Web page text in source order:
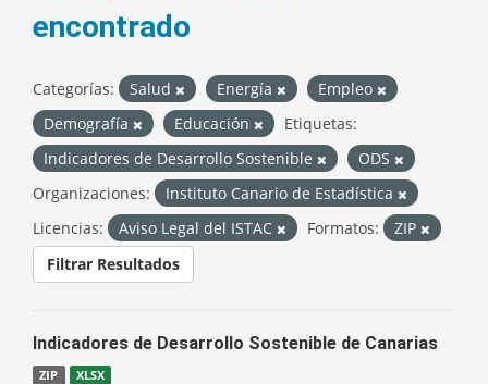
encontrado
Categorías: Salud Energía
Empleo
Demografía
Educación
Etiquetas:
Indicadores de Desarrollo Sostenible
ODS
Organizaciones:
Instituto Canario de Estadística
Licencias:
Aviso Legal del ISTAC Formatos:
ZIP
Filtrar Resultados
Indicadores de Desarrollo Sostenible de Canarias
ZIP XLSX